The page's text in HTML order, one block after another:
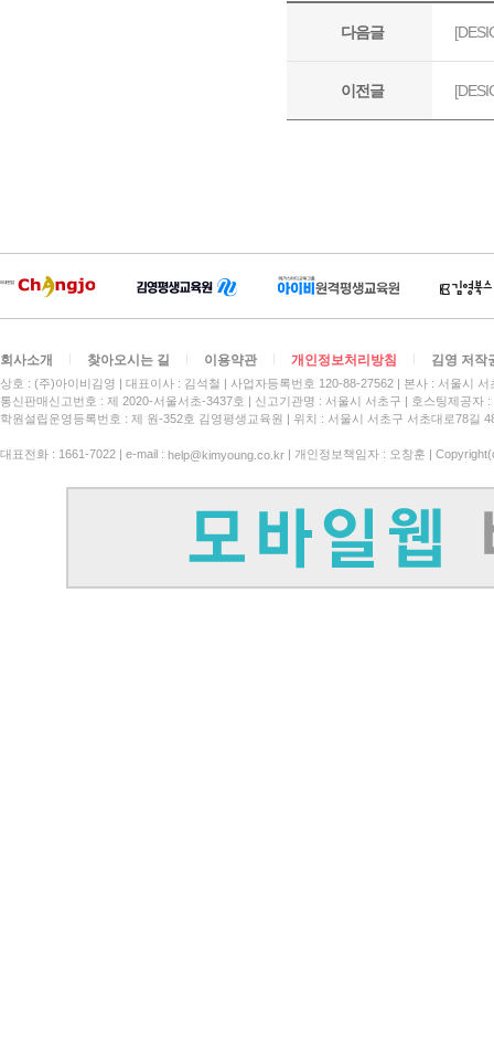
회사소개 찾아오시는 길 이용약관 개인정보처리방침 김영 저작
상호 : (주)아이비김영 대표이사 : 김석철 사업자등록번호 120-88-27562
본사 : 서울시
통신판매신고번호 : 제 2020-서울서초-3437호
신고기관명 : 서울시 서초구
호스팅제공자
학원설립운영등록번호 : 제 원-352호 김영평생교육원 | 위치 : 서울시 서초구 서초대로78길
대표전화 : 1661-7022 | e-mail : help@kimyoung.co.kr | 개인정보책임자 : 오창훈 |